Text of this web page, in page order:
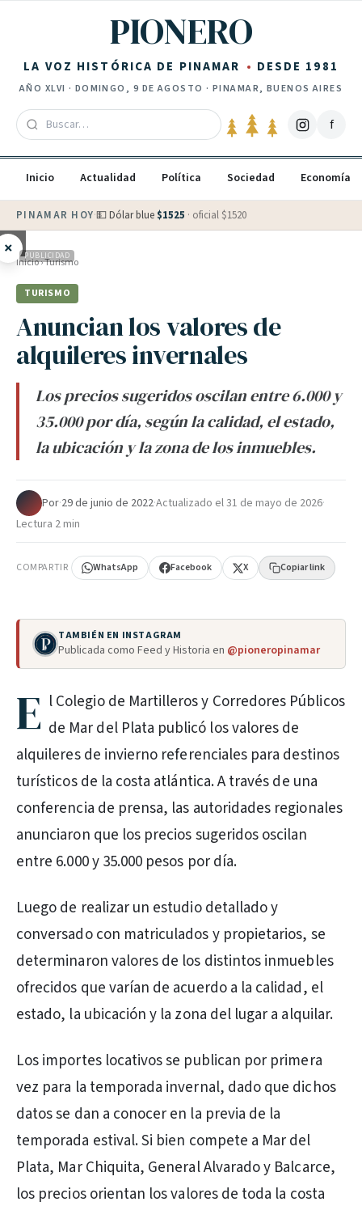
PIONERO
LA VOZ HISTÓRICA DE PINAMAR DESDE 1981
AÑO XLVI · DOMINGO, 9 DE AGOSTO · PINAMAR, BUENOS AIRES
f
Inicio Actualidad Política Sociedad Economía
PINAMAR HOY·💵 Dólar blue $1525 · oficial $1520
× PUBLICIDAD
Inicio›Turismo
TURISMO
Anuncian los valores de
alquileres invernales
Los precios sugeridos oscilan entre 6.000 y
35.000 por día, según la calidad, el estado,
la ubicación y la zona de los inmuebles.
Por·29 de junio de 2022·Actualizado el31 de mayo de 2026·
Lectura 2 min
COMPARTIR WhatsApp Facebook X Copiar link
TAMBIÉN EN INSTAGRAM
Publicada como Feed y Historia en @pioneropinamar
E l Colegio de Martilleros y Corredores Públicos
de Mar del Plata publicó los valores de
alquileres de invierno referenciales para destinos
turísticos de la costa atlántica. A través de una
conferencia de prensa, las autoridades regionales
anunciaron que los precios sugeridos oscilan
entre 6.000 y 35.000 pesos por día.
Luego de realizar un estudio detallado y
conversado con matriculados y propietarios, se
determinaron valores de los distintos inmuebles
ofrecidos que varían de acuerdo a la calidad, el
estado, la ubicación y la zona del lugar a alquilar.
Los importes locativos se publican por primera
vez para la temporada invernal, dado que dichos
datos se dan a conocer en la previa de la
temporada estival. Si bien compete a Mar del
Plata, Mar Chiquita, General Alvarado y Balcarce,
los precios orientan los valores de toda la costa